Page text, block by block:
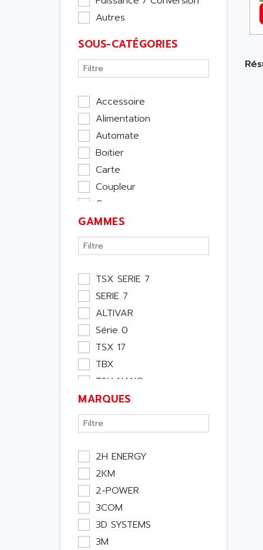
Autres
SOUS-CATÉGORIES
Accessoire
Alimentation
Automate
Boitier
Carte
Coupleur
Cpu
Ecran
Entrée / Sortie
Memoire
Module Métier
Moteur
Pupitre Opérateur
Rack
Etude
Software
Variateur
Actif
Consommable
Energie
Optoélectronique
Passif
Bureau
Emballage
Informatique
GAMMES
TSX SERIE 7
SERIE 7
ALTIVAR
Série 0
TSX 17
TBX
TSX NANO
TSX PREMIUM
ASI
APRIL 5000
XUD
TSX MICRO
MAGELIS
TCCX
CCX17
TELEFAST
MARQUES
2H ENERGY
2KM
2-POWER
3COM
3D SYSTEMS
3M